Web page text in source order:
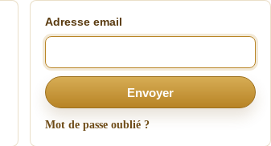
Adresse email
Envoyer
Mot de passe oublié ?